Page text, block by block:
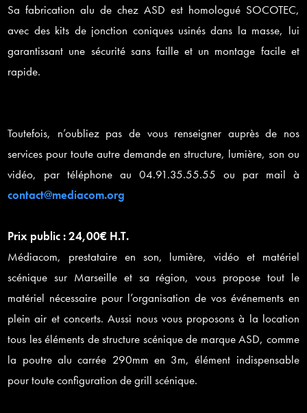
Sa fabrication alu de chez ASD est homologué SOCOTEC,
avec des kits de jonction coniques usinés dans la masse, lui
garantissant une sécurité sans faille et un montage facile et
rapide.
Toutefois, n’oubliez pas de vous renseigner auprès de nos
services pour toute autre demande en structure, lumière, son ou
vidéo, par téléphone au 04.91.35.55.55 ou par mail à
contact@mediacom.org
Prix public : 24,00€ H.T.
Médiacom, prestataire en son, lumière, vidéo et matériel
scénique sur Marseille et sa région, vous propose tout le
matériel nécessaire pour l’organisation de vos événements en
plein air et concerts. Aussi nous vous proposons à la location
tous les éléments de structure scénique de marque ASD, comme
la poutre alu carrée 290mm en 3m, élément indispensable
pour toute configuration de grill scénique.